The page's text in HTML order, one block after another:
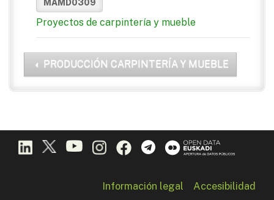
MAMD0309
Proyectos de carpintería y mueble
PRODUCCIÓN CARPINTERÍA Y MUEBLE
Información legal Accesibilidad